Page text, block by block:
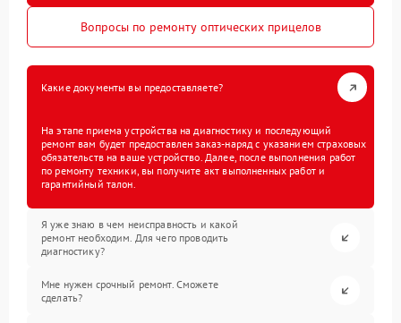
Вопросы по ремонту оптических прицелов
Какие документы вы предоставляете?
На этапе приема устройства на диагностику и последующий
ремонт вам будет предоставлен заказ-наряд с указанием страховых
обязательств на ваше устройство. Далее, после выполнения работ
по ремонту техники, вы получите акт выполненных работ и
гарантийный талон.
Я уже знаю в чем неисправность и какой
ремонт необходим. Для чего проводить
диагностику?
Мне нужен срочный ремонт. Сможете
сделать?